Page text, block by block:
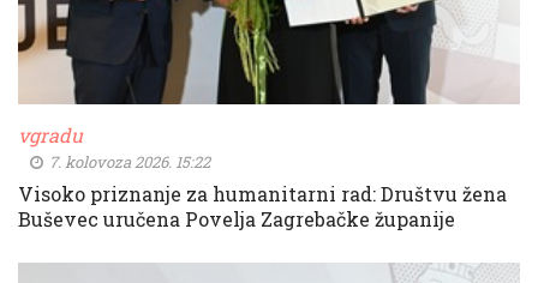
vgradu
7. kolovoza 2026. 15:22
Visoko priznanje za humanitarni rad: Društvu žena
Buševec uručena Povelja Zagrebačke županije